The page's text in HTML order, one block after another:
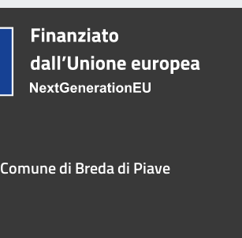
Comune di Breda di Piave